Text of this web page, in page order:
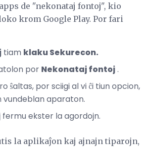
de "nekonataj fontoj", kio
krom Google Play. Por fari
tiam klaku Sekurecon.
por Nekonataj fontoj.
ŝaltas, por sciigi al vi ĉi tiun opcion,
vundeblan aparaton.
fermu ekster la agordojn.
la aplikaĵon kaj ajnajn tiparojn,